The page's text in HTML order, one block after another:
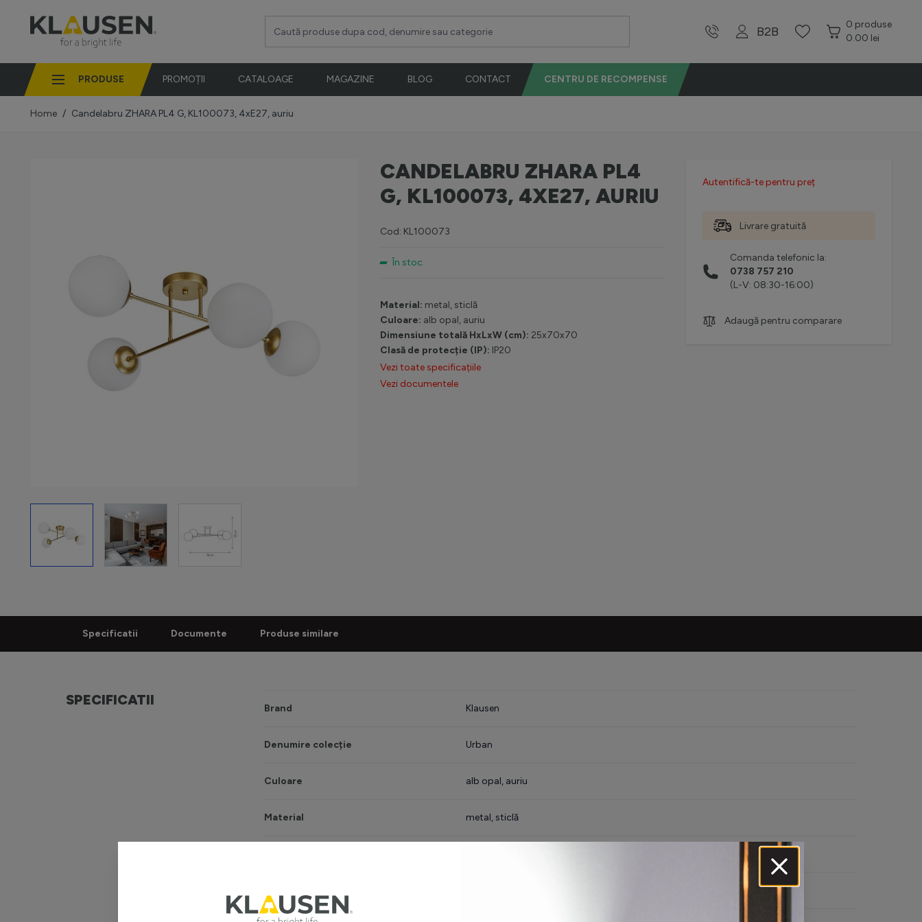
B2B 0 produse
0.00 lei
PRODUSE PROMOȚII CATALOAGE MAGAZINE BLOG CONTACT CENTRU DE RECOMPENSE
Home / Candelabru ZHARA PL4 G, KL100073, 4xE27, auriu
View larger imageView larger image
CANDELABRU ZHARA PL4
G, KL100073, 4XE27, AURIU
Cod: KL100073
În stoc
Material: metal, sticlă
Culoare: alb opal, auriu
Dimensiune totală HxLxW (cm): 25x70x70
Clasă de protecție (IP): IP20
Vezi toate specificațiile
Vezi documentele
Autentifică-te pentru preț
Livrare gratuită
Comanda telefonic la:
0738 757 210
(L-V: 08:30-16:00)
Adaugă pentru comparare
Specificatii Documente Produse similare
SPECIFICATII
Brand Klausen
Denumire colecție Urban
Culoare alb opal, auriu
Material metal, sticlă